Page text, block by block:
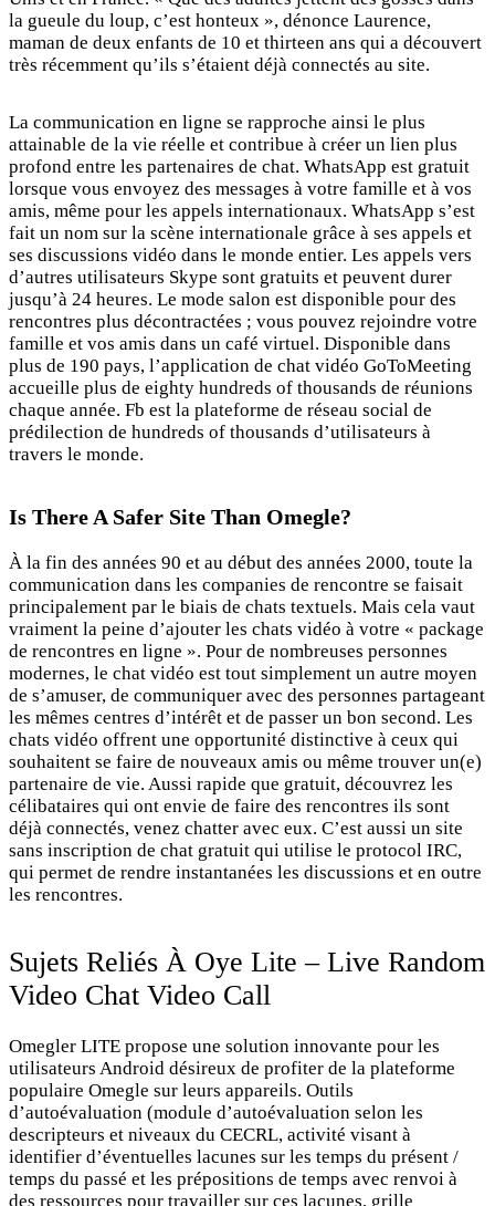
la gueule du loup, c’est honteux », dénonce Laurence,
maman de deux enfants de 10 et thirteen ans qui a découvert
très récemment qu’ils s’étaient déjà connectés au site.
La communication en ligne se rapproche ainsi le plus
attainable de la vie réelle et contribue à créer un lien plus
profond entre les partenaires de chat. WhatsApp est gratuit
lorsque vous envoyez des messages à votre famille et à vos
amis, même pour les appels internationaux. WhatsApp s’est
fait un nom sur la scène internationale grâce à ses appels et
ses discussions vidéo dans le monde entier. Les appels vers
d’autres utilisateurs Skype sont gratuits et peuvent durer
jusqu’à 24 heures. Le mode salon est disponible pour des
rencontres plus décontractées ; vous pouvez rejoindre votre
famille et vos amis dans un café virtuel. Disponible dans
plus de 190 pays, l’application de chat vidéo GoToMeeting
accueille plus de eighty hundreds of thousands de réunions
chaque année. Fb est la plateforme de réseau social de
prédilection de hundreds of thousands d’utilisateurs à
travers le monde.
Is There A Safer Site Than Omegle?
À la fin des années 90 et au début des années 2000, toute la
communication dans les companies de rencontre se faisait
principalement par le biais de chats textuels. Mais cela vaut
vraiment la peine d’ajouter les chats vidéo à votre « package
de rencontres en ligne ». Pour de nombreuses personnes
modernes, le chat vidéo est tout simplement un autre moyen
de s’amuser, de communiquer avec des personnes partageant
les mêmes centres d’intérêt et de passer un bon second. Les
chats vidéo offrent une opportunité distinctive à ceux qui
souhaitent se faire de nouveaux amis ou même trouver un(e)
partenaire de vie. Aussi rapide que gratuit, découvrez les
célibataires qui ont envie de faire des rencontres ils sont
déjà connectés, venez chatter avec eux. C’est aussi un site
sans inscription de chat gratuit qui utilise le protocol IRC,
qui permet de rendre instantanées les discussions et en outre
les rencontres.
Sujets Reliés À Oye Lite – Live Random
Video Chat Video Call
Omegler LITE propose une solution innovante pour les
utilisateurs Android désireux de profiter de la plateforme
populaire Omegle sur leurs appareils. Outils
d’autoévaluation (module d’autoévaluation selon les
descripteurs et niveaux du CECRL, activité visant à
identifier d’éventuelles lacunes sur les temps du présent /
temps du passé et les prépositions de temps avec renvoi à
des ressources pour travailler sur ces lacunes, grille